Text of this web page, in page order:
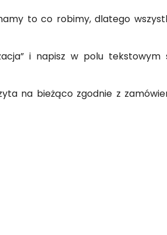
to co robimy, dlatego
i napisz w polu tekstowym
na bieżąco zgodnie z